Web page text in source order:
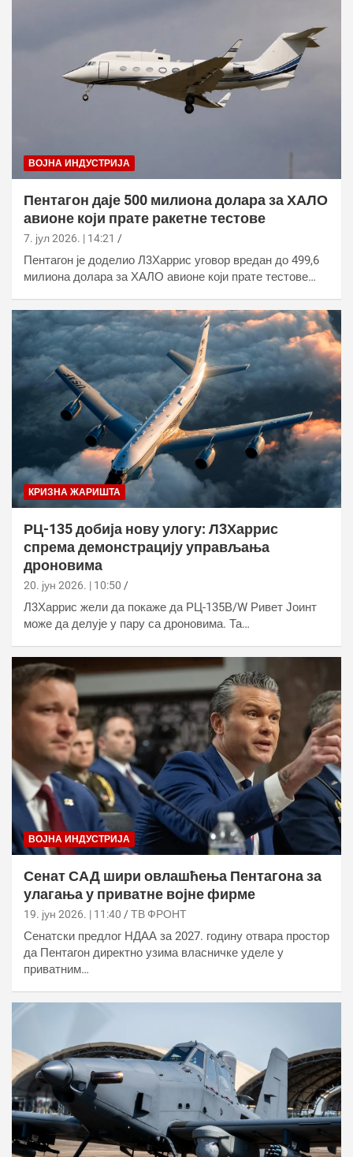
ВОЈНА ИНДУСТРИЈА
Пентагон даје 500 милиона долара за ХАЛО
авионе који прате ракетне тестове
7. јул 2026. | 14:21
Пентагон је доделио Л3Харрис уговор вредан до 499,6
милиона долара за ХАЛО авионе који прате тестове…
КРИЗНА ЖАРИШТА
РЦ-135 добија нову улогу: Л3Харрис
спрема демонстрацију управљања
дроновима
20. јун 2026. | 10:50
Л3Харрис жели да покаже да РЦ-135В/W Ривет Јоинт
може да делује у пару са дроновима. Та…
ВОЈНА ИНДУСТРИЈА
Сенат САД шири овлашћења Пентагона за
улагања у приватне војне фирме
19. јун 2026. | 11:40 ТВ ФРОНТ
Сенатски предлог НДАА за 2027. годину отвара простор
да Пентагон директно узима власничке уделе у
приватним…